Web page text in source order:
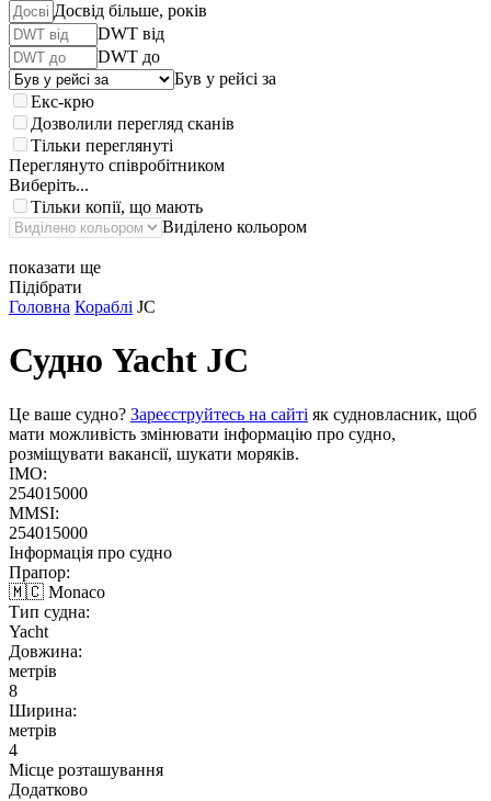
Досвід більше, років
DWT від
DWT до
Був у рейсі за
Екс-крю
Дозволили перегляд сканів
Тільки переглянуті
Переглянуто співробітником
Виберіть...
Тільки копії, що мають
Виділено кольором
показати ще
Підібрати
Головна Кораблі JC
Судно Yacht JC
Це ваше судно? Зареєструйтесь на сайті як судновласник, щоб
мати можливість змінювати інформацію про судно,
розміщувати вакансії, шукати моряків.
IMO:
254015000
MMSI:
254015000
Інформація про судно
Прапор:
🇲🇨 Monaco
Тип судна:
Yacht
Довжина:
метрів
8
Ширина:
метрів
4
Місце розташування
Додатково